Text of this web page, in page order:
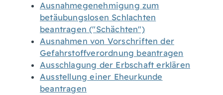
Ausnahmegenehmigung zum
betäubungslosen Schlachten
beantragen ("Schächten")
Ausnahmen von Vorschriften der
Gefahrstoffverordnung beantragen
Ausschlagung der Erbschaft erklären
Ausstellung einer Eheurkunde
beantragen